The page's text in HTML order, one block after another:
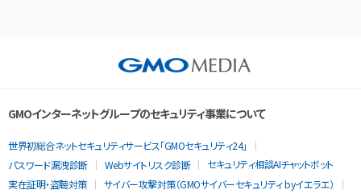
GMOインターネットグループのセキュリティ事業について
世界初総合ネットセキュリティサービス「GMOセキュリティ24」
パスワード漏洩診断
Webサイトリスク診断
セキュリティ相談AIチャットボット
実在証明・盗聴対策
サイバー攻撃対策（GMOサイバーセキュリティ byイエラエ）